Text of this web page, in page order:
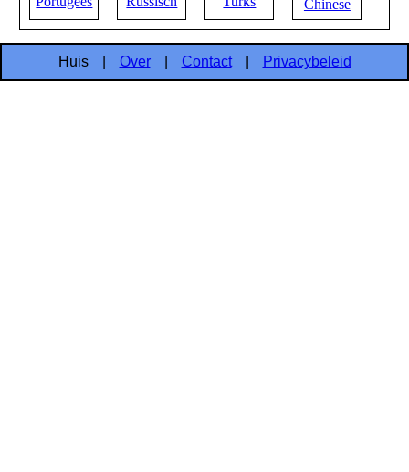
Chinese
Huis Over Contact Privacybeleid